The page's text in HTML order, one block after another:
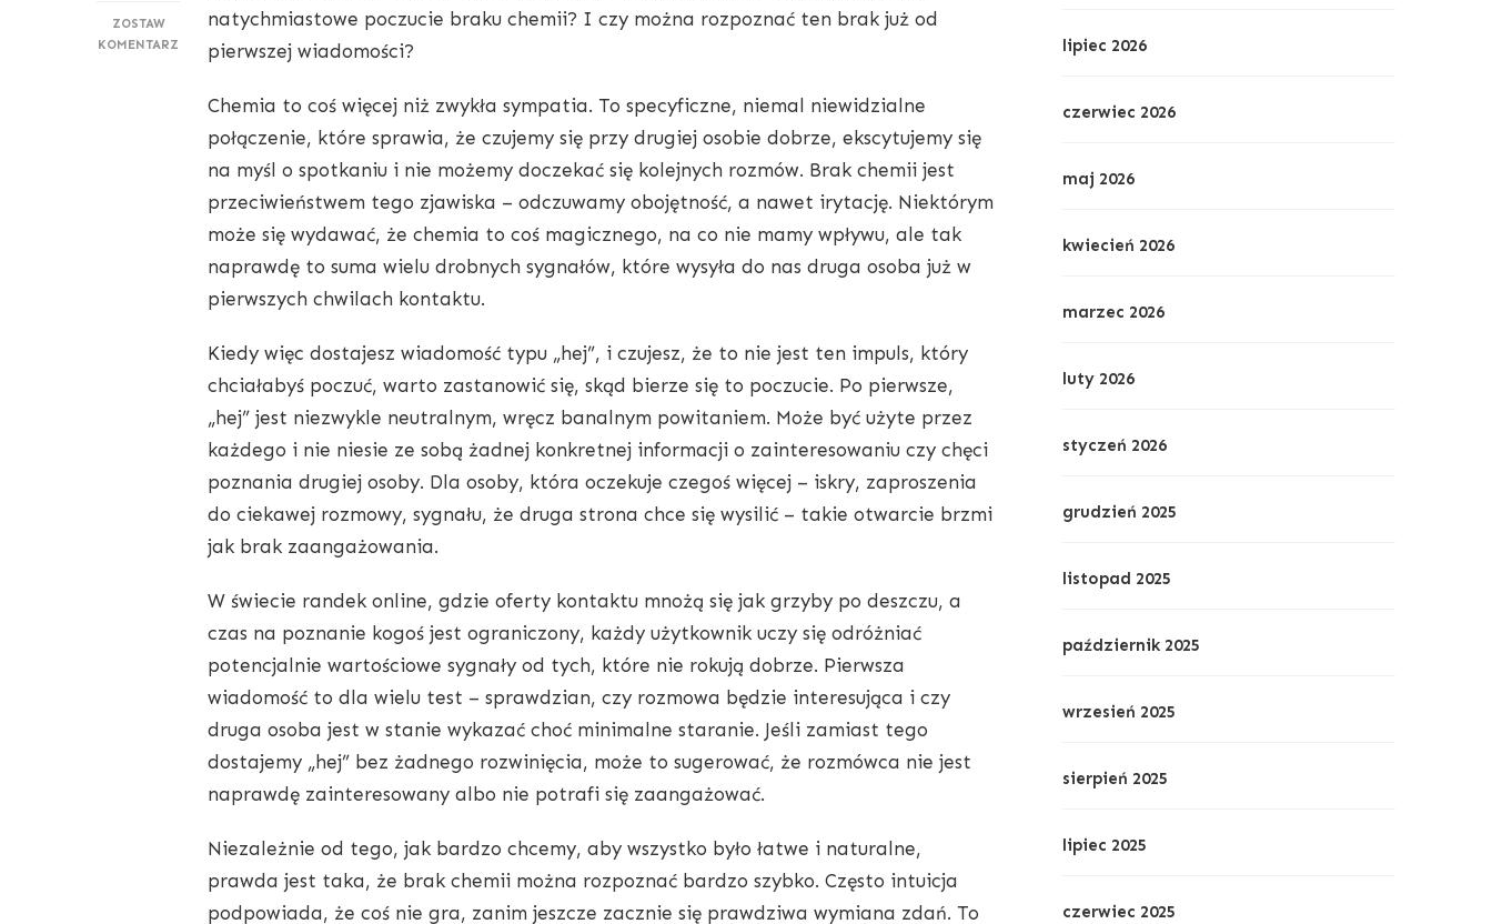
ZOSTAW
KOMENTARZ
'HEJ’,
PRZEWRACASZ
OCZAMI
ROZPOZNAĆ
CHEMII
natychmiastowe poczucie braku chemii? I czy można rozpoznać ten brak już od
pierwszej wiadomości?
Chemia to coś więcej niż zwykła sympatia. To specyficzne, niemal niewidzialne
połączenie, które sprawia, że czujemy się przy drugiej osobie dobrze, ekscytujemy się
na myśl o spotkaniu i nie możemy doczekać się kolejnych rozmów. Brak chemii jest
przeciwieństwem tego zjawiska – odczuwamy obojętność, a nawet irytację. Niektórym
może się wydawać, że chemia to coś magicznego, na co nie mamy wpływu, ale tak
naprawdę to suma wielu drobnych sygnałów, które wysyła do nas druga osoba już w
pierwszych chwilach kontaktu.
Kiedy więc dostajesz wiadomość typu „hej”, i czujesz, że to nie jest ten impuls, który
chciałabyś poczuć, warto zastanowić się, skąd bierze się to poczucie. Po pierwsze,
„hej” jest niezwykle neutralnym, wręcz banalnym powitaniem. Może być użyte przez
każdego i nie niesie ze sobą żadnej konkretnej informacji o zainteresowaniu czy chęci
poznania drugiej osoby. Dla osoby, która oczekuje czegoś więcej – iskry, zaproszenia
do ciekawej rozmowy, sygnału, że druga strona chce się wysilić – takie otwarcie brzmi
jak brak zaangażowania.
W świecie randek online, gdzie oferty kontaktu mnożą się jak grzyby po deszczu, a
czas na poznanie kogoś jest ograniczony, każdy użytkownik uczy się odróżniać
potencjalnie wartościowe sygnały od tych, które nie rokują dobrze. Pierwsza
wiadomość to dla wielu test – sprawdzian, czy rozmowa będzie interesująca i czy
druga osoba jest w stanie wykazać choć minimalne staranie. Jeśli zamiast tego
dostajemy „hej” bez żadnego rozwinięcia, może to sugerować, że rozmówca nie jest
naprawdę zainteresowany albo nie potrafi się zaangażować.
Niezależnie od tego, jak bardzo chcemy, aby wszystko było łatwe i naturalne,
prawda jest taka, że brak chemii można rozpoznać bardzo szybko. Często intuicja
podpowiada, że coś nie gra, zanim jeszcze zacznie się prawdziwa wymiana zdań. To
lipiec 2026
czerwiec 2026
maj 2026
kwiecień 2026
marzec 2026
luty 2026
styczeń 2026
grudzień 2025
listopad 2025
październik 2025
wrzesień 2025
sierpień 2025
lipiec 2025
czerwiec 2025